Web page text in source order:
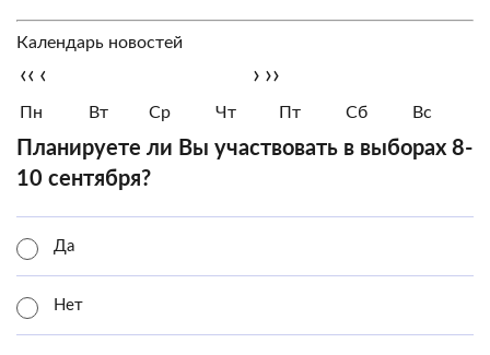
Календарь новостей
‹‹ ‹ › ››
Пн Вт Ср Чт Пт Сб Вс
Планируете ли Вы участвовать в выборах 8-
10 сентября?
Да
Нет